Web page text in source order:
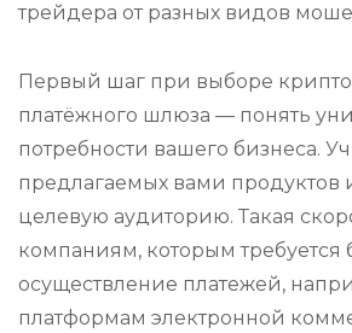
трейдера от разных видов
Первый шаг при выборе
платёжного шлюза — понять
потребности вашего бизнеса.
предлагаемых вами продуктов
целевую аудиторию. Такая
компаниям, которым требуется
осуществление платежей,
платформам электронной